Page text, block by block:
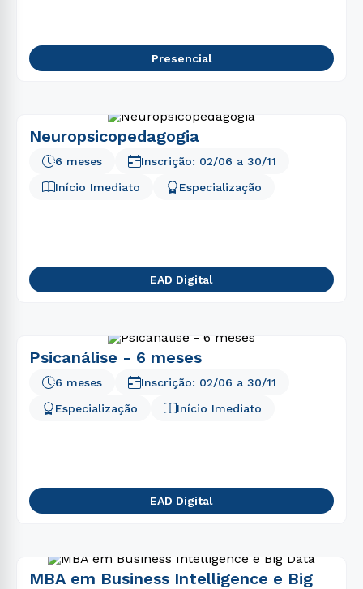
Presencial
Neuropsicopedagogia
Início Imediato Especialização
6 meses Inscrição: 02/06 a 30/11
EAD Digital
Psicanálise - 6 meses
Especialização
6 meses
Início Imediato
Inscrição: 02/06 a 30/11
EAD Digital
MBA em Business Intelligence e Big